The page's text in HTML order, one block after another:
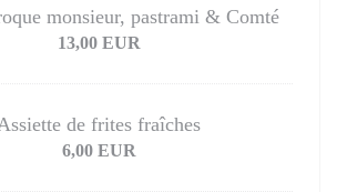
monsieur, pastrami & Comté
13,00 EUR
de frites fraîches
6,00 EUR